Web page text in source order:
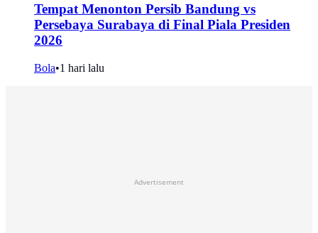
Tempat Menonton Persib Bandung vs
Persebaya Surabaya di Final Piala Presiden
2026
Bola•1 hari lalu
Advertisement